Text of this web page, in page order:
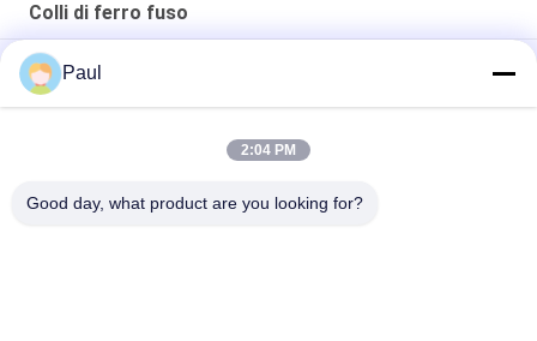
Colli di ferro fuso
Bollardi di ferro fuso per strade esterne
Trasporti stradali Bollardi e barriere in ghisa Mobili stradali
Bolloni di ferro ornamentale Bolloni di parcheggio Bolloni di
Paul
2:04 PM
Good day, what product are you looking for?